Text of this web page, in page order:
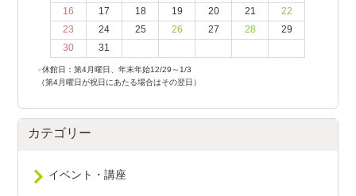
16
17 18 19 20 21
22
23
24 25 26 27 28
29
30
31
●休館日：第4月曜日、年末年始12/29～1/3
（第4月曜日が祝日にあたる場合はその翌日）
カテゴリー
イベント・講座